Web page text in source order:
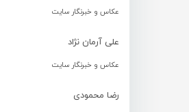
عکاس و خبرنگار سایت
علی آرمان نژاد
عکاس و خبرنگار سایت
رضا محمودی